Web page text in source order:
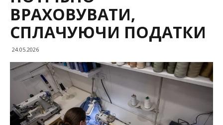
ВРАХОВУВАТИ,
СПЛАЧУЮЧИ ПОДАТКИ
24.05.2026